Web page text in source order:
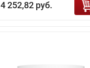
4 252,82 руб.